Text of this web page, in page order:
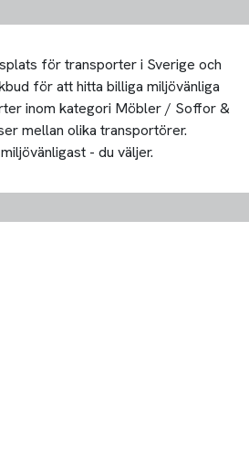
för transporter i Sverige och
för att hitta billiga miljövänliga
inom kategori Möbler / Soffor &
mellan olika transportörer.
- du väljer.